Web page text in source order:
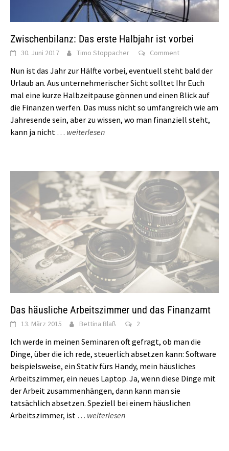
Zwischenbilanz: Das erste Halbjahr ist vorbei
30. Juni 2017 Timo Stoppacher Comment
Nun ist das Jahr zur Hälfte vorbei, eventuell steht bald der
Urlaub an. Aus unternehmerischer Sicht solltet Ihr Euch
mal eine kurze Halbzeitpause gönnen und einen Blick auf
die Finanzen werfen. Das muss nicht so umfangreich wie am
Jahresende sein, aber zu wissen, wo man finanziell steht,
kann ja nicht … weiterlesen
Das häusliche Arbeitszimmer und das Finanzamt
13. März 2015 Bettina Blaß 2
Ich werde in meinen Seminaren oft gefragt, ob man die
Dinge, über die ich rede, steuerlich absetzen kann: Software
beispielsweise, ein Stativ fürs Handy, mein häusliches
Arbeitszimmer, ein neues Laptop. Ja, wenn diese Dinge mit
der Arbeit zusammenhängen, dann kann man sie
tatsächlich absetzen. Speziell bei einem häuslichen
Arbeitszimmer, ist … weiterlesen